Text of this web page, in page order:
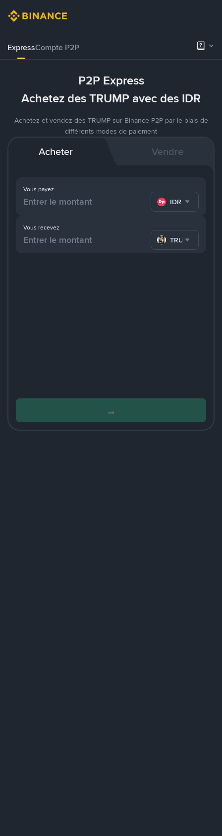
ExpressCompte P2P
P2P Express
Achetez des TRUMP avec des IDR
Achetez et vendez des TRUMP sur Binance P2P par le biais de
différents modes de paiement
Acheter Vendre
Vous payez
IDR
Vous recevez
TRUMP